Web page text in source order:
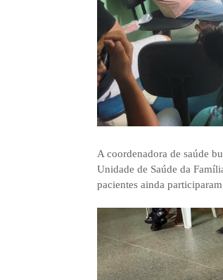
A coordenadora de saúde
Unidade de Saúde da
pacientes ainda